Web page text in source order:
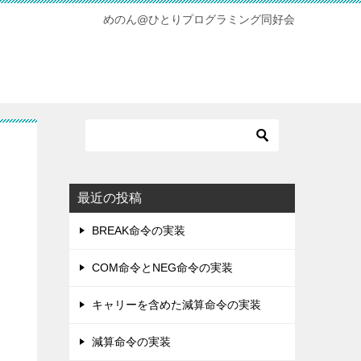
めのん@ひとりプログラミング同好会
最近の投稿
BREAK命令の実装
COM命令とNEG命令の実装
キャリーを含めた減算命令の実装
減算命令の実装